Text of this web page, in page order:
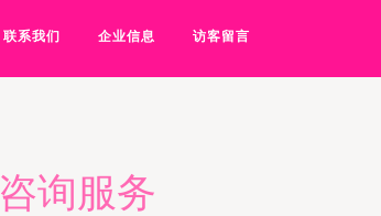
联系我们 企业信息 访客留言
询服务